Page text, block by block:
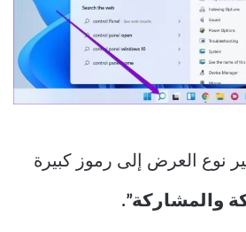
نوع العرض إلى رموز كبيرة
والمشاركة”.